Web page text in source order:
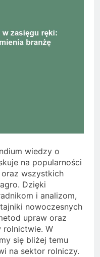
wiedzy o
na popularności
wszystkich
Dzięki
i analizom,
nowoczesnych
upraw oraz
rolnictwie. W
się bliżej temu
na sektor rolniczy.